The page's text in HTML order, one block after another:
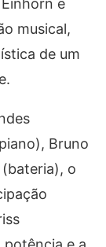
é
musical,
de um
Bruno
o